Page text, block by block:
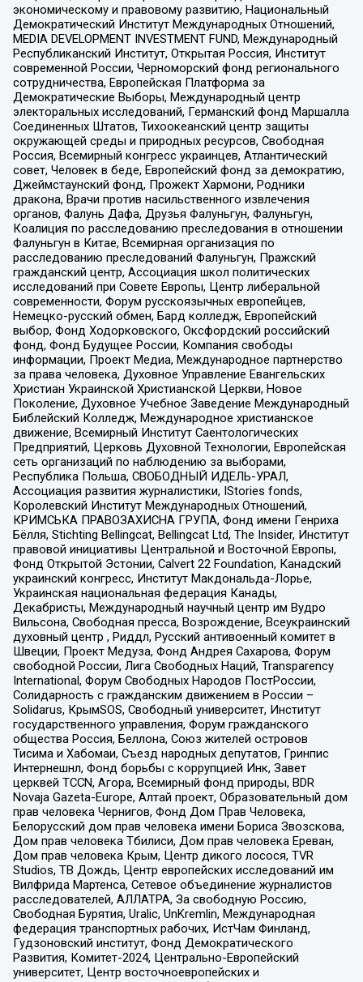
экономическому и правовому развитию, Национальный
Демократический Институт Международных Отношений,
MEDIA DEVELOPMENT INVESTMENT FUND, Международный
Республиканский Институт, Открытая Россия, Институт
современной России, Черноморский фонд регионального
сотрудничества, Европейская Платформа за
Демократические Выборы, Международный центр
электоральных исследований, Германский фонд Маршалла
Соединенных Штатов, Тихоокеанский центр защиты
окружающей среды и природных ресурсов, Свободная
Россия, Всемирный конгресс украинцев, Атлантический
совет, Человек в беде, Европейский фонд за демократию,
Джеймстаунский фонд, Прожект Хармони, Родники
дракона, Врачи против насильственного извлечения
органов, Фалунь Дафа, Друзья Фалуньгун, Фалуньгун,
Коалиция по расследованию преследования в отношении
Фалуньгун в Китае, Всемирная организация по
расследованию преследований Фалуньгун, Пражский
гражданский центр, Ассоциация школ политических
исследований при Совете Европы, Центр либеральной
современности, Форум русскоязычных европейцев,
Немецко-русский обмен, Бард колледж, Европейский
выбор, Фонд Ходорковского, Оксфордский российский
фонд, Фонд Будущее России, Компания свободы
информации, Проект Медиа, Международное партнерство
за права человека, Духовное Управление Евангельских
Христиан Украинской Христианской Церкви, Новое
Поколение, Духовное Учебное Заведение Международный
Библейский Колледж, Международное христианское
движение, Всемирный Институт Саентологических
Предприятий, Церковь Духовной Технологии, Европейская
сеть организаций по наблюдению за выборами,
Республика Польша, СВОБОДНЫЙ ИДЕЛЬ-УРАЛ,
Ассоциация развития журналистики, IStories fonds,
Королевский Институт Международных Отношений,
КРИМСЬКА ПРАВОЗАХИСНА ГРУПА, Фонд имени Генриха
Бёлля, Stichting Bellingcat, Bellingcat Ltd, The Insider, Институт
правовой инициативы Центральной и Восточной Европы,
Фонд Открытой Эстонии, Calvert 22 Foundation, Канадский
украинский конгресс, Институт Макдональда-Лорье,
Украинская национальная федерация Канады,
Декабристы, Международный научный центр им Вудро
Вильсона, Свободная пресса, Возрождение, Всеукраинский
духовный центр , Риддл, Русский антивоенный комитет в
Швеции, Проект Медуза, Фонд Андрея Сахарова, Форум
свободной России, Лига Свободных Наций, Transparеncy
International, Форум Свободных Народов ПостРоссии,
Солидарность с гражданским движением в России –
Solidarus, КрымSOS, Свободный университет, Институт
государственного управления, Форум гражданского
общества Россия, Беллона, Союз жителей островов
Тисима и Хабомаи, Съезд народных депутатов, Гринпис
Интернешнл, Фонд борьбы с коррупцией Инк, Завет
церквей TCCN, Агора, Всемирный фонд природы, BDR
Novaja Gazeta-Europe, Алтай проект, Образовательный дом
прав человека Чернигов, Фонд Дом Прав Человека,
Белорусский дом прав человека имени Бориса Звозскова,
Дом прав человека Тбилиси, Дом прав человека Ереван,
Дом прав человека Крым, Центр дикого лосося, TVR
Studios, ТВ Дождь, Центр европейских исследований им
Вилфрида Мартенса, Сетевое объединение журналистов
расследователей, АЛЛАТРА, За свободную Россию,
Свободная Бурятия, Uralic, UnKremlin, Международная
федерация транспортных рабочих, ИстЧам Финланд,
Гудзоновский институт, Фонд Демократического
Развития, Комитет-2024, Центрально-Европейский
университет, Центр восточноевропейских и